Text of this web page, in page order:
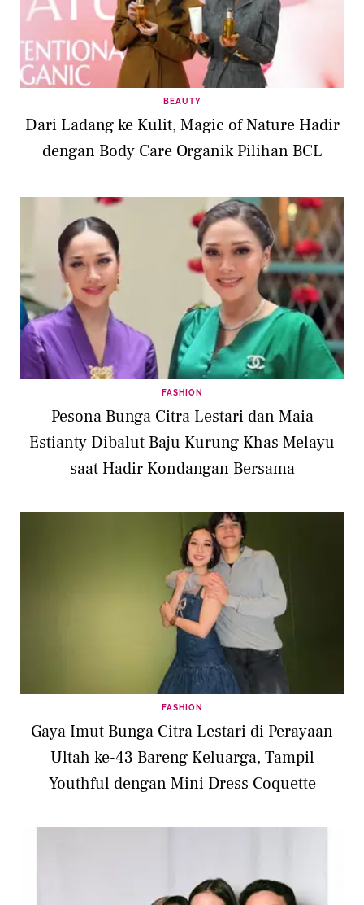
BEAUTY
Dari Ladang ke Kulit, Magic of Nature Hadir
dengan Body Care Organik Pilihan BCL
FASHION
Pesona Bunga Citra Lestari dan Maia
Estianty Dibalut Baju Kurung Khas Melayu
saat Hadir Kondangan Bersama
FASHION
Gaya Imut Bunga Citra Lestari di Perayaan
Ultah ke-43 Bareng Keluarga, Tampil
Youthful dengan Mini Dress Coquette